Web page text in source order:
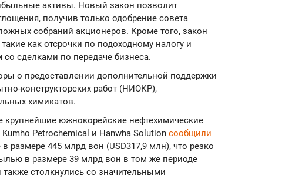
активы. Новый закон позволит
получив только одобрение совета
собраний акционеров. Кроме того, закон
как отсрочки по подоходному налогу и
сделками по передаче бизнеса.
о предоставлении дополнительной поддержки
конструкторских работ (НИОКР),
химикатов.
крупнейшие южнокорейские нефтехимические
Petrochemical и Hanwha Solution сообщили
размере 445 млрд вон (USD317,9 млн), что резко
в размере 39 млрд вон в том же периоде
столкнулись со значительными